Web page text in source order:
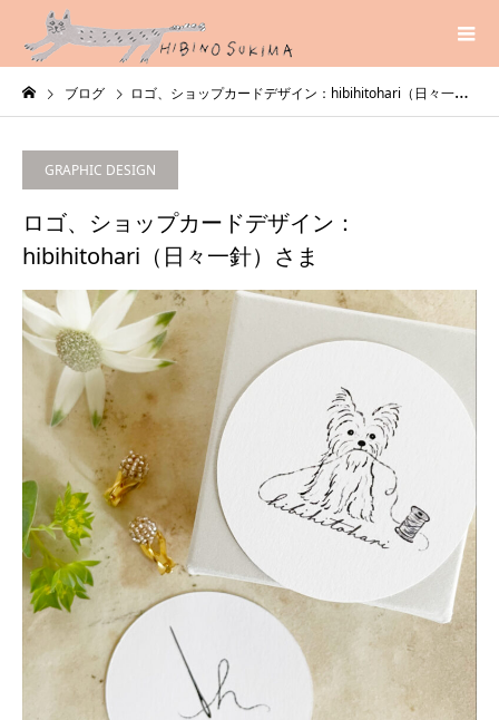
ブログ ロゴ、ショップカードデザイン：hibihitohari（日々一針）さま
GRAPHIC DESIGN
ロゴ、ショップカードデザイン：
hibihitohari（日々一針）さま